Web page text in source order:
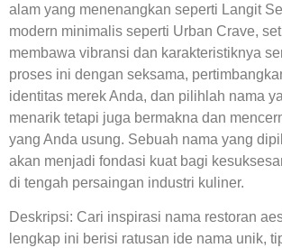
alam yang menenangkan seperti Langit
modern minimalis seperti Urban Crave,
membawa vibransi dan karakteristiknya
proses ini dengan seksama,
identitas merek Anda, dan pilihlah nama
menarik tetapi juga bermakna dan
yang Anda usung. Sebuah nama yang
akan menjadi fondasi kuat bagi
di tengah persaingan industri kuliner.
Deskripsi: Cari inspirasi nama restoran
lengkap ini berisi ratusan ide nama unik,